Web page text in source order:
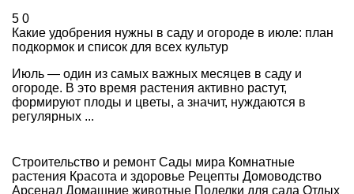
5 0
Какие удобрения нужны в саду и огороде в июле: план
подкормок и список для всех культур
Июль — один из самых важных месяцев в саду и
огороде. В это время растения активно растут,
формируют плоды и цветы, а значит, нуждаются в
регулярных ...
Строительство и ремонт Сады мира Комнатные
растения Красота и здоровье Рецепты Домоводство
Арсенал Домашние животные Поделки для сада Отдых